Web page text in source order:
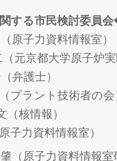
する市民検討委員
子力資料情報室）
元京都大学原子炉
護士）
ント技術者の会
情報）
資料情報室）
原子力資料情報室